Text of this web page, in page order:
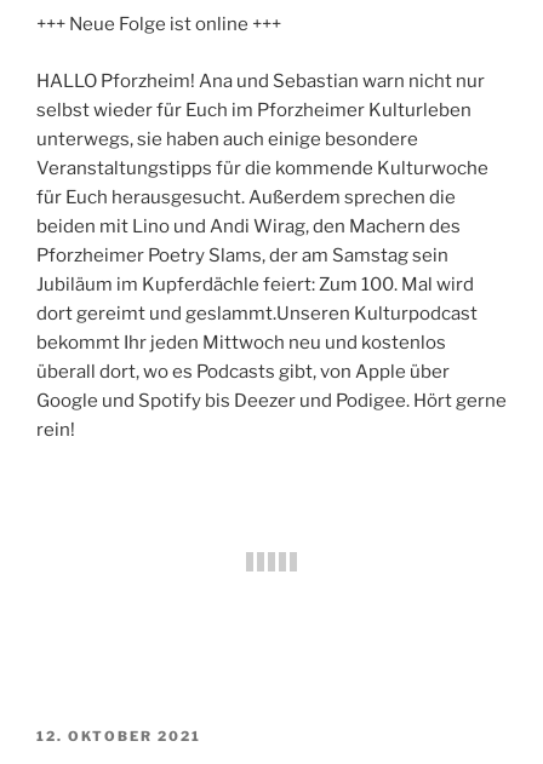
+++ Neue Folge ist online +++
HALLO Pforzheim! Ana und Sebastian warn nicht nur
selbst wieder für Euch im Pforzheimer Kulturleben
unterwegs, sie haben auch einige besondere
Veranstaltungstipps für die kommende Kulturwoche
für Euch herausgesucht. Außerdem sprechen die
beiden mit Lino und Andi Wirag, den Machern des
Pforzheimer Poetry Slams, der am Samstag sein
Jubiläum im Kupferdächle feiert: Zum 100. Mal wird
dort gereimt und geslammt.Unseren Kulturpodcast
bekommt Ihr jeden Mittwoch neu und kostenlos
überall dort, wo es Podcasts gibt, von Apple über
Google und Spotify bis Deezer und Podigee. Hört gerne
rein!
VERÖFFENTLICHT
12. OKTOBER 2021